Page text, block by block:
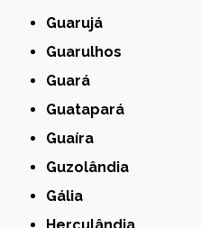
Guarujá
Guarulhos
Guará
Guatapará
Guaíra
Guzolândia
Gália
Herculândia